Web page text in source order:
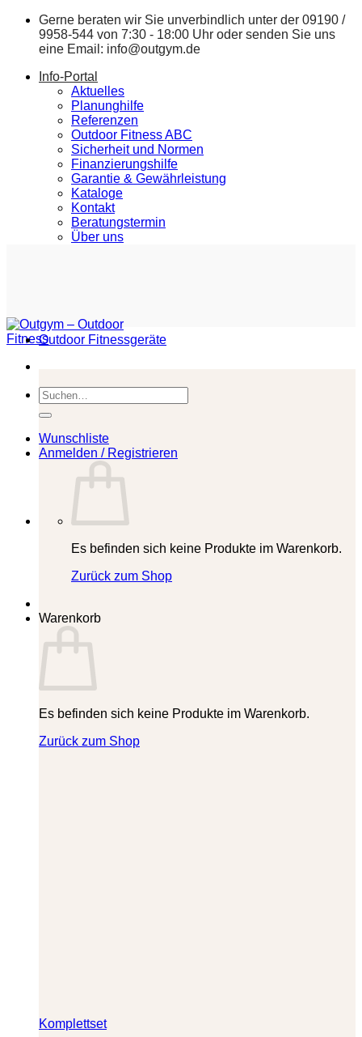
Zum
springen
Gerne beraten wir Sie unverbindlich unter der 09190 /
9958-544 von 7:30 - 18:00 Uhr oder senden Sie uns
eine Email: info@outgym.de
Info-Portal
Aktuelles
Planunghilfe
Referenzen
Outdoor Fitness ABC
Sicherheit und Normen
Finanzierungshilfe
Garantie & Gewährleistung
Kataloge
Kontakt
Beratungstermin
Über uns
Suchen
nach:
Wunschliste
Anmelden / Registrieren
Es befinden sich keine Produkte im Warenkorb.
Zurück zum Shop
Warenkorb
Es befinden sich keine Produkte im Warenkorb.
Zurück zum Shop
Outdoor Fitnessgeräte
Komplettset